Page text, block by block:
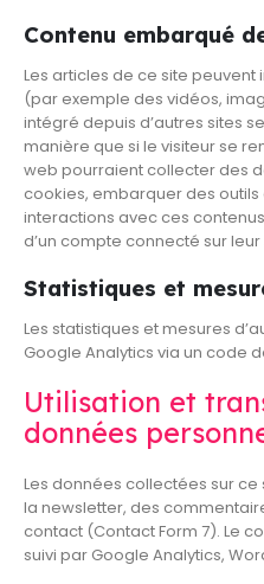
Contenu embarqué
Les articles de ce site
(par exemple des vidéos,
intégré depuis d’autres sites
manière que si le visiteur se
web pourraient collecter des
cookies, embarquer des outils
interactions avec ces
d’un compte connecté sur
Statistiques et
Les statistiques et mesures
Google Analytics via un code
Utilisation et
données
Les données collectées sur ce
la newsletter, des
contact (Contact Form 7). Le
suivi par Google Analytics,